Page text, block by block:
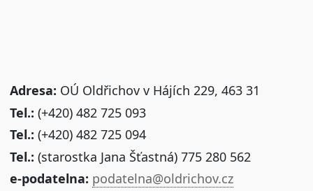
Adresa: OÚ Oldřichov v Hájích 229, 463 31
Tel.: (+420) 482 725 093
Tel.: (+420) 482 725 094
Tel.: (starostka Jana Šťastná) 775 280 562
e-podatelna: podatelna@oldrichov.cz